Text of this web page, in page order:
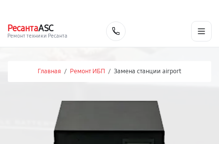
РесантаASC
Ремонт техники Ресанта
Главная / Ремонт ИБП / Замена станции airport